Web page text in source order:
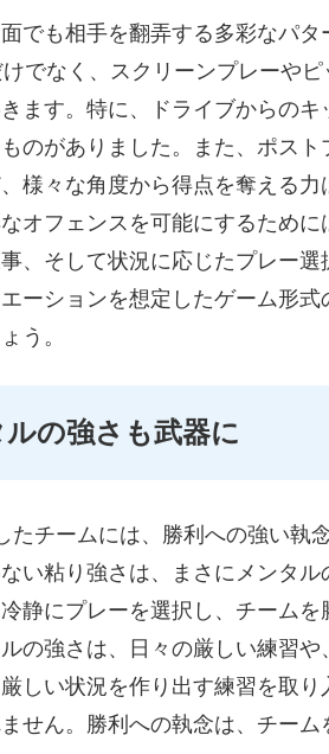
でも相手を翻弄する多彩なパ
でなく、スクリーンプレーや
ます。特に、ドライブからの
のがありました。また、ポス
様々な角度から得点を奪える
オフェンスを可能にするため
、そして状況に応じたプレー選
ーションを想定したゲーム形式
う。
の強さも武器に
たチームには、勝利への強い執
い粘り強さは、まさにメンタ
静にプレーを選択し、チーム
の強さは、日々の厳しい練習
しい状況を作り出す練習を取
せん。勝利への執念は、チー